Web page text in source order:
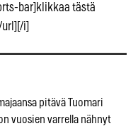
bar]klikkaa tästä
i]
pitävä Tuomari
vuosien varrella nähnyt